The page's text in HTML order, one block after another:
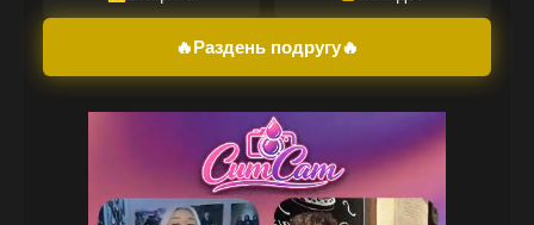
🔥Раздень подругу🔥